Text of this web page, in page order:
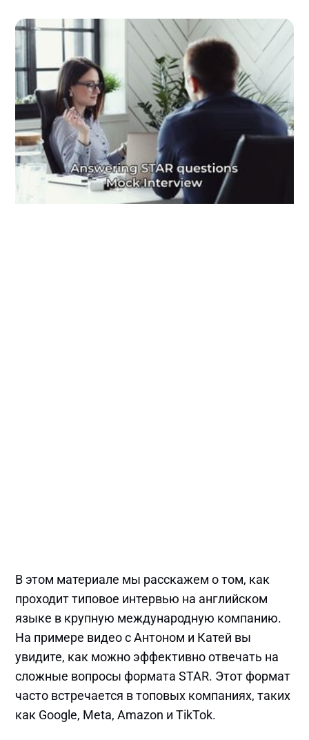
В этом материале мы расскажем о том, как
проходит типовое интервью на английском
языке в крупную международную компанию.
На примере видео с Антоном и Катей вы
увидите, как можно эффективно отвечать на
сложные вопросы формата STAR. Этот формат
часто встречается в топовых компаниях, таких
как Google, Meta, Amazon и TikTok.